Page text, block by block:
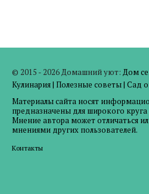
© 2015 - 2026 Домашний уют: Дом
Кулинария| Полезные советы| Сад
Материалы сайта носят
предназначены для широкого круга
Мнение автора может отличаться
мнениями других пользователей.
Контакты